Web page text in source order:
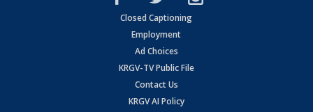
Closed Captioning
Employment
Ad Choices
KRGV-TV Public File
Contact Us
KRGV AI Policy